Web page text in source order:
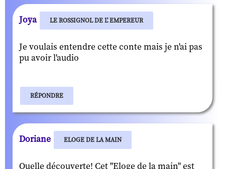
Joya LE ROSSIGNOL DE L' EMPEREUR
Je voulais entendre cette conte mais je n'ai pas
pu avoir l'audio
RÉPONDRE
Doriane ELOGE DE LA MAIN
Quelle découverte! Cet "Eloge de la main" est